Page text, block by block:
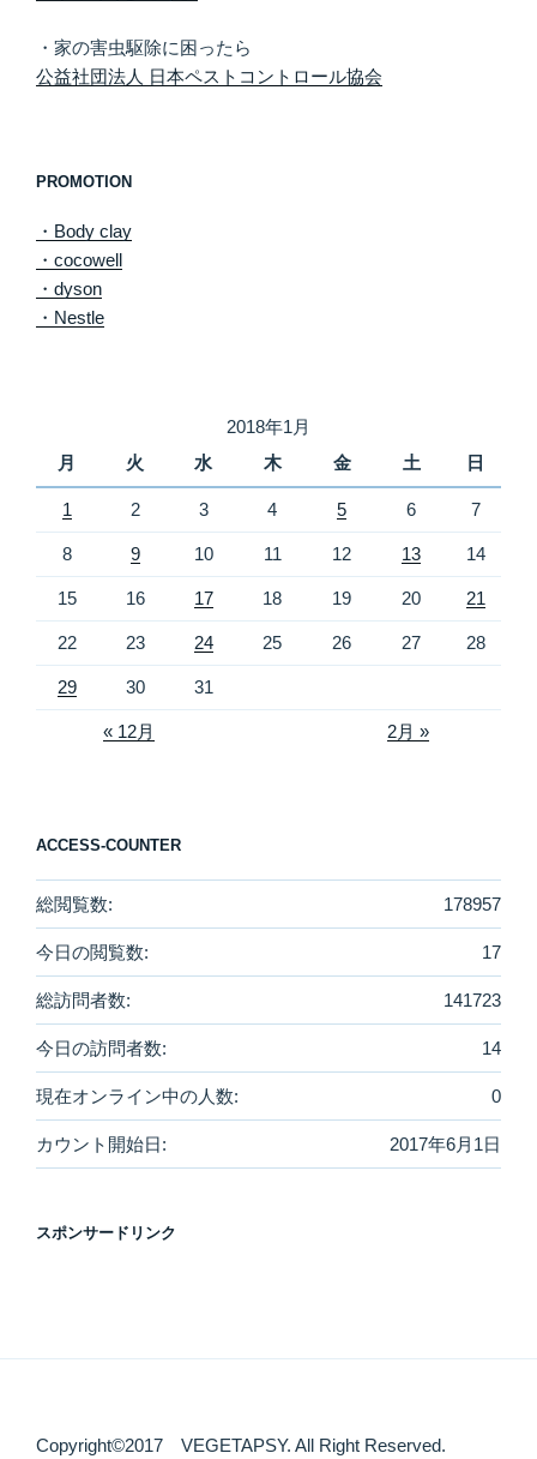
・家の害虫駆除に困ったら
公益社団法人 日本ペストコントロール協会
PROMOTION
・Body clay
・cocowell
・dyson
・Nestle
2018年1月
月
火 水 木 金 土 日
1 2 3 4 5 6 7
8 9 10 11 12 13 14
15 16 17 18 19 20 21
22 23 24 25 26 27 28
29 30 31
« 12月 2月 »
ACCESS-COUNTER
178957
総閲覧数:
17
今日の閲覧数:
141723
総訪問者数:
14
今日の訪問者数:
0
現在オンライン中の人数:
2017年6月1日
カウント開始日:
スポンサードリンク
Copyright©2017 VEGETAPSY. All Right Reserved.